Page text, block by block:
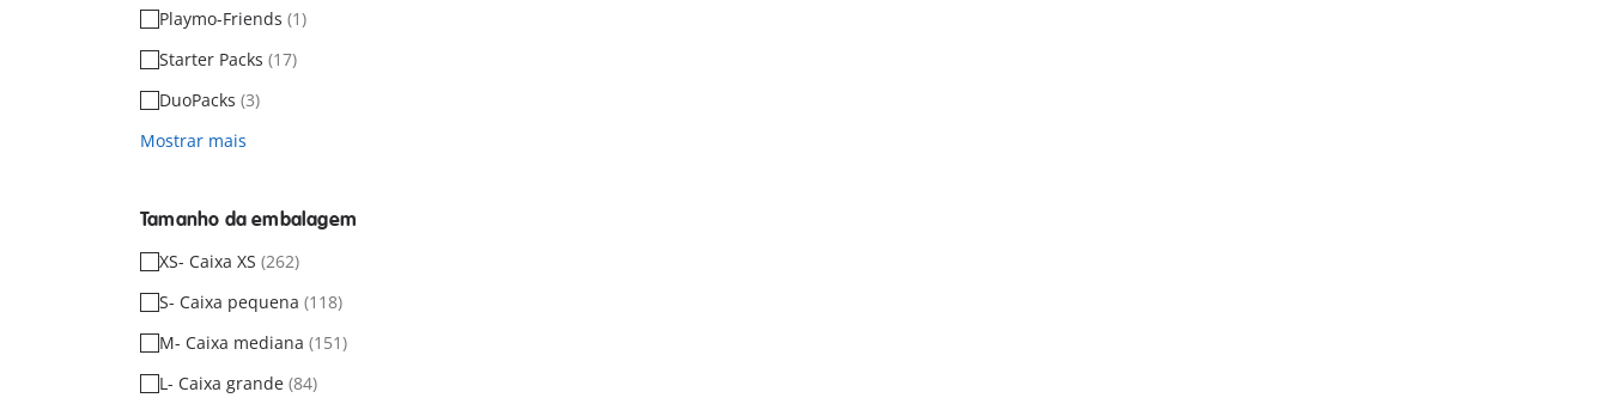
Playmo-Friends (1)
Starter Packs (17)
DuoPacks (3)
Mostrar mais
Tamanho da embalagem
XS- Caixa XS (262)
S- Caixa pequena (118)
M- Caixa mediana (151)
L- Caixa grande (84)